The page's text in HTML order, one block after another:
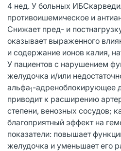
4 нед. У больных
противоишемическое и
Снижает пред- и
оказывает выраженного
и содержание ионов калия,
У пациентов с нарушением
желудочка и/или
альфа1-адреноблокирующее
приводит к расширению
степени, венозных сосудов;
благоприятный эффект на
показатели: повышает
желудочка и уменьшает его